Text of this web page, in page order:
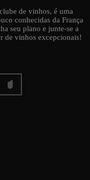
de vinhos, é uma
conhecidas da França
seu plano e junte-se a
de vinhos excepcionais!